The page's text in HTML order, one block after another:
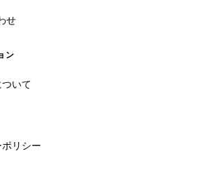
せ
ン
いて
リシー
2月15日（日）～ 2月21日（土） 誠
期間は休業させていただきます。
式SNSアカウント